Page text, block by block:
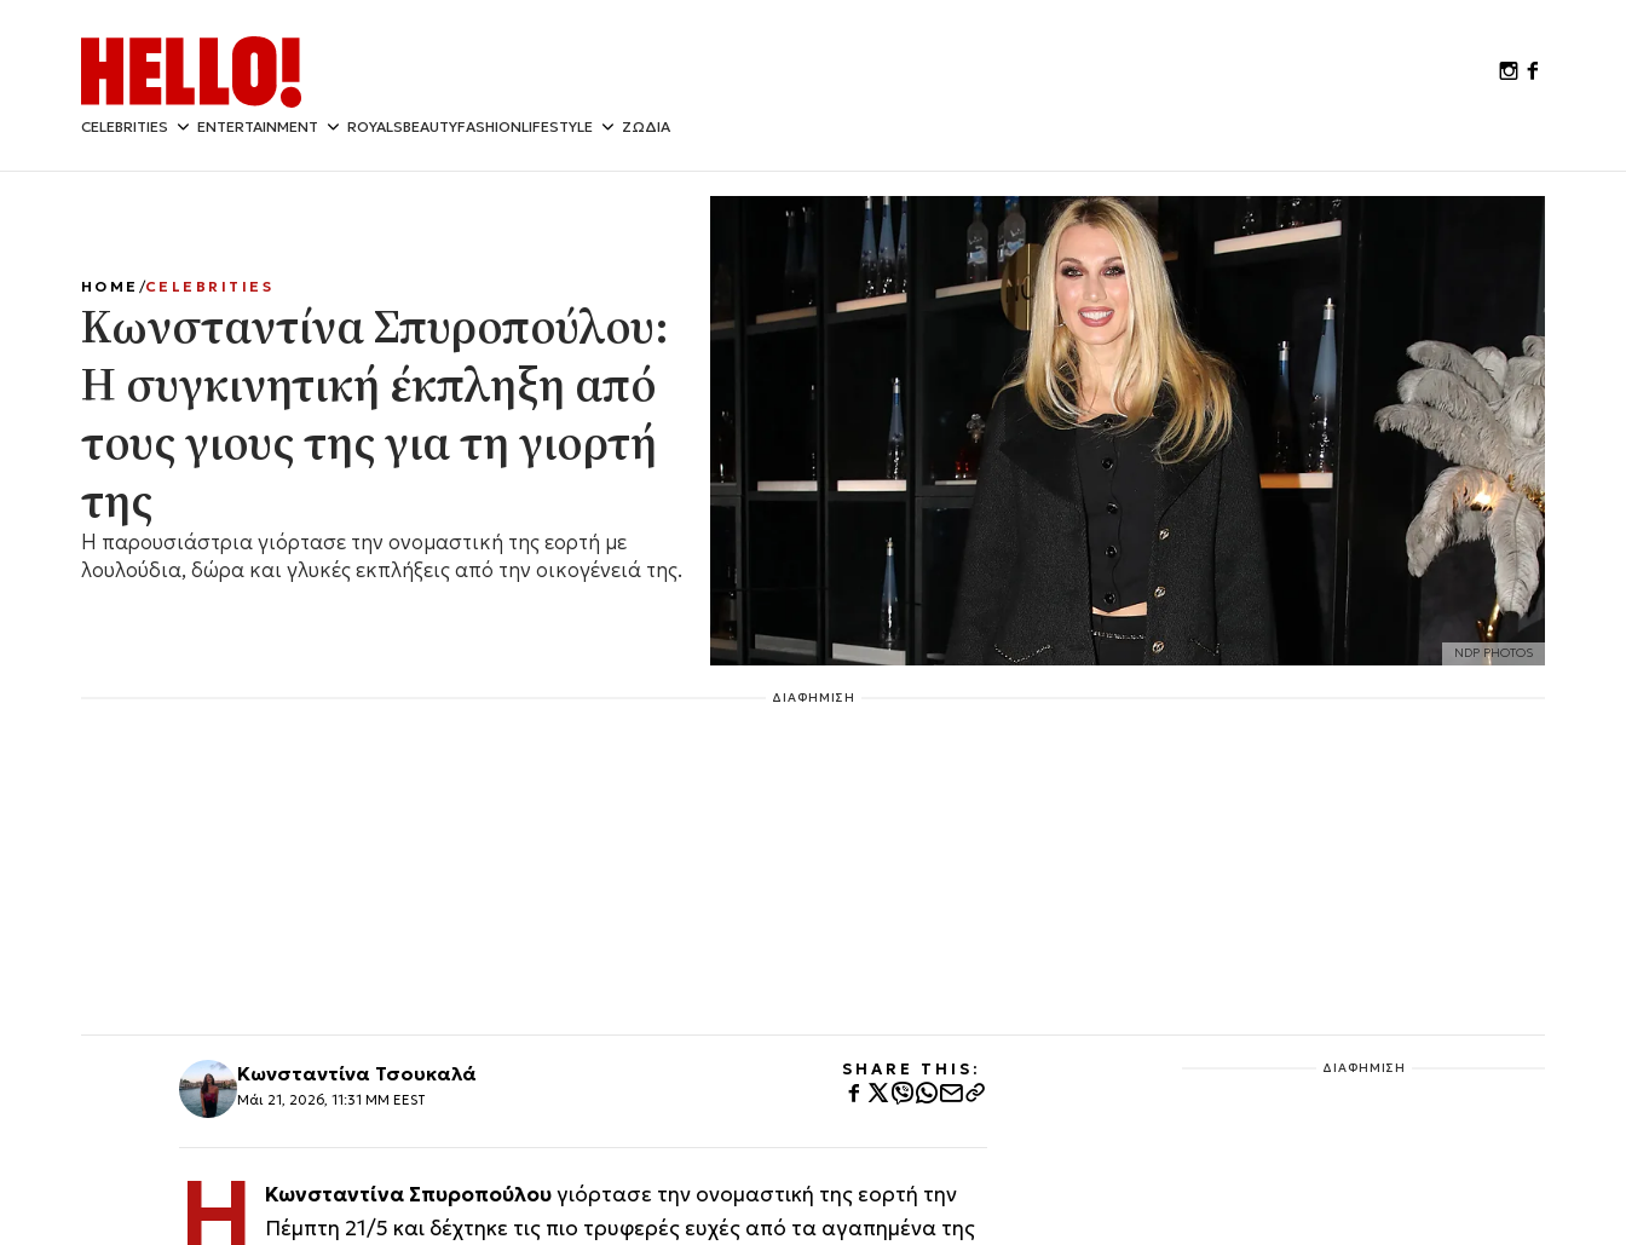
CELEBRITIES ENTERTAINMENT ROYALSBEAUTYFASHIONLIFESTYLE ΖΩΔΙΑ
NDP PHOTOS
HOME CELEBRITIES
Κωνσταντίνα Σπυροπούλου:
Η συγκινητική έκπληξη από
τους γιους της για τη γιορτή
της
Η παρουσιάστρια γιόρτασε την ονομαστική της εορτή με
λουλούδια, δώρα και γλυκές εκπλήξεις από την οικογένειά της.
ΔΙΑΦΗΜΙΣΗ
Κωνσταντίνα Τσουκαλά
Μάι 21, 2026, 11:31 ΜΜ EEST
SHARE THIS:
Η Κωνσταντίνα Σπυροπούλουγιόρτασε την ονομαστική της εορτή την
Πέμπτη 21/5 και δέχτηκε τις πιο τρυφερές ευχές από τα αγαπημένα της
ΔΙΑΦΗΜΙΣΗ